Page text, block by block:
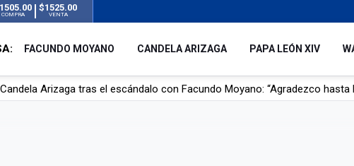
COMPRA
$1525.00
VENTA
FACUNDO MOYANO CANDELA ARIZAGA PAPA LEÓN XIV
por su novia en San Luis: pasó seis días de agonía tras ser rociado con